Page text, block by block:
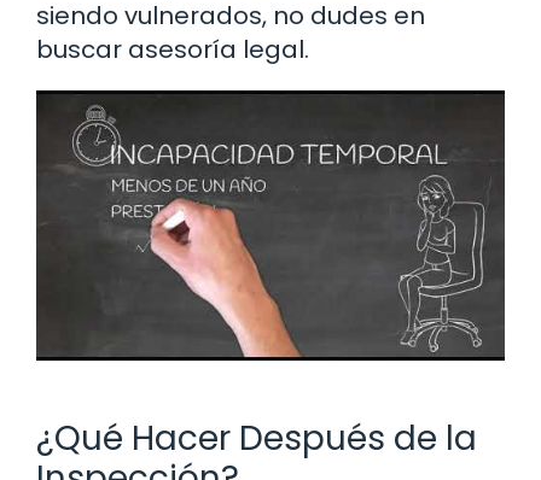
siendo vulnerados, no dudes en
buscar asesoría legal.
¿Qué Hacer Después de la